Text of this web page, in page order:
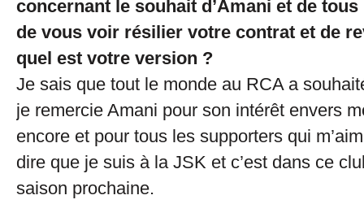
concernant le souhait d’Amani et de
de vous voir résilier votre contrat et de
quel est votre version ?
Je sais que tout le monde au RCA a
je remercie Amani pour son intérêt envers
encore et pour tous les supporters qui
dire que je suis à la JSK et c’est dans ce
saison prochaine.